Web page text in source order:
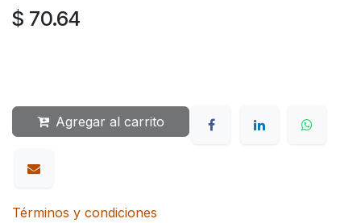
$ 70.64
Agregar al carrito
Términos y condiciones